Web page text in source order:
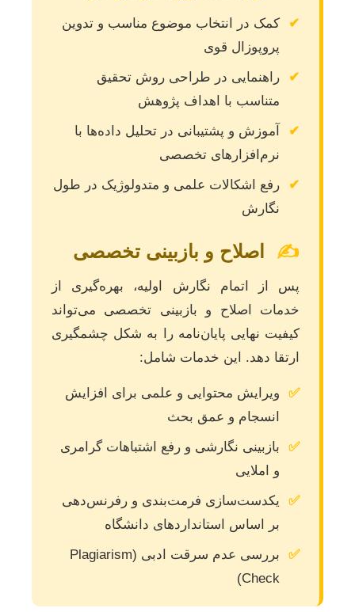
✔
کمک در انتخاب موضوع مناسب و تدوین
پروپوزال قوی
✔
راهنمایی در طراحی روش تحقیق
متناسب با اهداف پژوهش
✔
آموزش و پشتیبانی در تحلیل داده‌ها با
نرم‌افزارهای تخصصی
✔
رفع اشکالات علمی و متدولوژیک در طول
نگارش
✍️ اصلاح و بازبینی تخصصی
پس از اتمام نگارش اولیه، بهره‌گیری از
خدمات اصلاح و بازبینی تخصصی می‌تواند
کیفیت نهایی پایان‌نامه را به شکل چشمگیری
ارتقا دهد. این خدمات شامل:
✅
ویرایش محتوایی و علمی برای افزایش
انسجام و عمق بحث
✅
بازبینی نگارشی و رفع اشتباهات گرامری
و املایی
✅
یکدست‌سازی فرمت‌بندی و رفرنس‌دهی
بر اساس استانداردهای دانشگاه
✅
بررسی عدم سرقت ادبی (Plagiarism
Check)